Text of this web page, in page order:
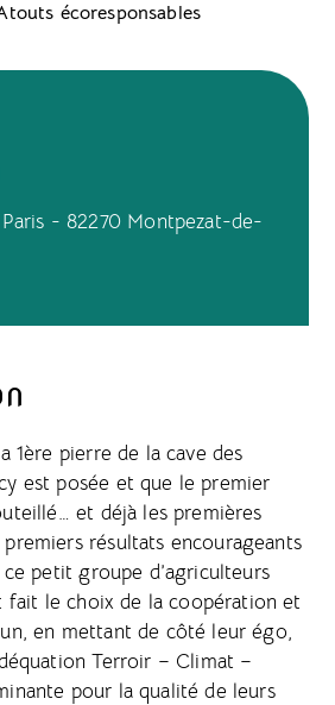
écoresponsables
1ère pierre de la cave des
est posée et que le premier
et déjà les premières
résultats encourageants
petit groupe d’agriculteurs
fait le choix de la coopération et
en mettant de côté leur égo,
Terroir – Climat –
pour la qualité de leurs
- 82270 Montpezat-de-